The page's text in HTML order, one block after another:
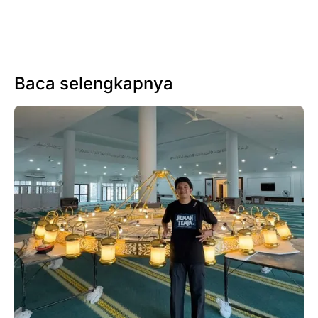
Baca selengkapnya